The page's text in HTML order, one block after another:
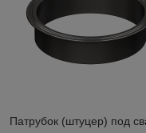
Патрубок (штуцер) под